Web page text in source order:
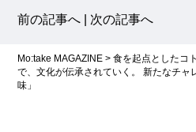
前の記事へ 次の記事へ
Mo:take MAGAZINE >食を起点としたコ
で、文化が伝承されていく。 新たなチャ
味」